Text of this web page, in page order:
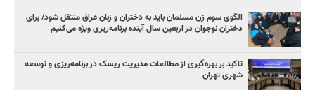
الگوی سوم زن مسلمان باید به دختران و زنان عراق منتقل شود/ برای
دختران نوجوان در اربعین سال آینده برنامه‌ریزی ویژه می‌کنیم
تاکید بر بهره‌گیری از مطالعات مدیریت ریسک در برنامه‌ریزی و توسعه
شهری تهران